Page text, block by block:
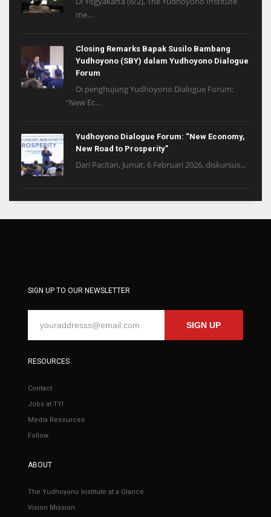
me...
Closing Remarks Bapak Susilo Bambang
Yudhoyono (SBY) dalam Yudhoyono Dialogue
Forum
Di penghujung Yudhoyono Dialogue Forum:
“New Ec...
Yudhoyono Dialogue Forum: “New Economy,
New Road to Prosperity”
Dari Pacitan, Jumat, 6 Februari 2026, diskursus...
SIGN UP TO OUR NEWSLETTER
SIGN UP
RESOURCES
Contact
Jobs at TYI
Media Resources
Follow
ABOUT
The Yudhoyono Institute at a Glance
Vision Mission